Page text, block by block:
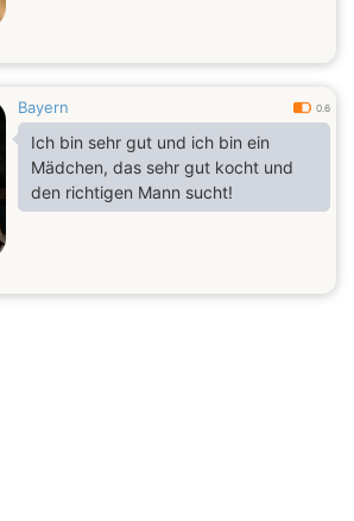
Bayern 0.6
Ich bin sehr gut und ich bin ein
Mädchen, das sehr gut kocht und
den richtigen Mann sucht!